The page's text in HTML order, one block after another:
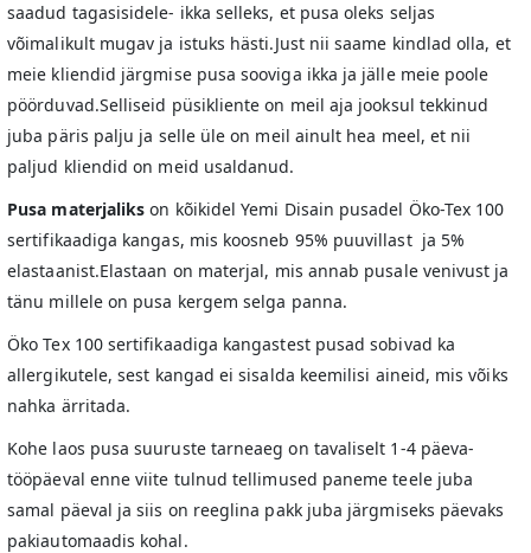
saadud tagasisidele- ikka selleks, et pusa oleks seljas
võimalikult mugav ja istuks hästi.Just nii saame kindlad olla, et
meie kliendid järgmise pusa sooviga ikka ja jälle meie poole
pöörduvad.Selliseid püsikliente on meil aja jooksul tekkinud
juba päris palju ja selle üle on meil ainult hea meel, et nii
paljud kliendid on meid usaldanud.
Pusa materjaliks on kõikidel Yemi Disain pusadel Öko-Tex 100
sertifikaadiga kangas, mis koosneb 95% puuvillast ja 5%
elastaanist.Elastaan on materjal, mis annab pusale venivust ja
tänu millele on pusa kergem selga panna.
Öko Tex 100 sertifikaadiga kangastest pusad sobivad ka
allergikutele, sest kangad ei sisalda keemilisi aineid, mis võiks
nahka ärritada.
Kohe laos pusa suuruste tarneaeg on tavaliselt 1-4 päeva-
tööpäeval enne viite tulnud tellimused paneme teele juba
samal päeval ja siis on reeglina pakk juba järgmiseks päevaks
pakiautomaadis kohal.